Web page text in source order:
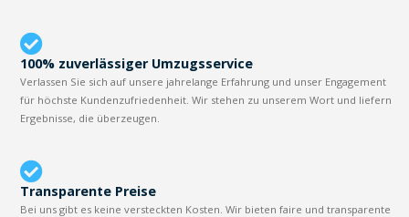
100% zuverlässiger Umzugsservice
Verlassen Sie sich auf unsere jahrelange Erfahrung und unser Engagement
für höchste Kundenzufriedenheit. Wir stehen zu unserem Wort und liefern
Ergebnisse, die überzeugen.
Transparente Preise
Bei uns gibt es keine versteckten Kosten. Wir bieten faire und transparente